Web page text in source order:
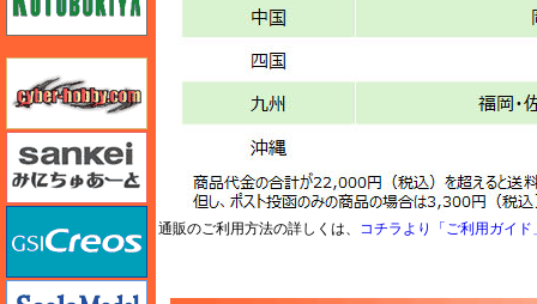
通販のご利用方法の詳しくは、 コチラより「ご利用ガイド
さんけい みにちゅあーと